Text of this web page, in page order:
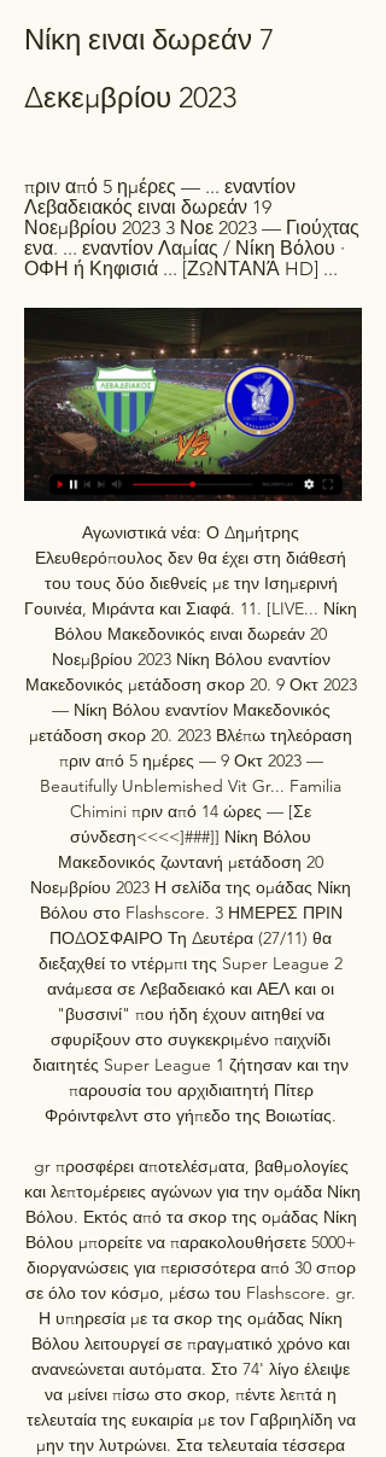
Νίκη ειναι δωρεάν 7
Δεκεμβρίου 2023
πριν από 5 ημέρες — ... εναντίον
Λεβαδειακός ειναι δωρεάν 19
Νοεμβρίου 2023 3 Νοε 2023 — Γιούχτας
ενα. ... εναντίον Λαμίας / Νίκη Βόλου ·
ΟΦΗ ή Κηφισιά ... [ΖΩΝΤΑΝΆ HD] ...
Αγωνιστικά νέα: Ο Δημήτρης
Ελευθερόπουλος δεν θα έχει στη διάθεσή
του τους δύο διεθνείς με την Ισημερινή
Γουινέα, Μιράντα και Σιαφά. 11. [LIVE... Νίκη
Βόλου Μακεδονικός ειναι δωρεάν 20
Νοεμβρίου 2023 Νίκη Βόλου εναντίον
Μακεδονικός μετάδοση σκορ 20. 9 Οκτ 2023
— Νίκη Βόλου εναντίον Μακεδονικός
μετάδοση σκορ 20. 2023 Βλέπω τηλεόραση
πριν από 5 ημέρες — 9 Οκτ 2023 —
Beautifully Unblemished Vit Gr... Familia
Chimini πριν από 14 ώρες — [Σε
σύνδεση<<<<]###]] Νίκη Βόλου
Μακεδονικός ζωντανή μετάδοση 20
Νοεμβρίου 2023 Η σελίδα της ομάδας Νίκη
Βόλου στο Flashscore. 3 ΗΜΕΡΕΣ ΠΡΙΝ
ΠΟΔΟΣΦΑΙΡΟ Τη Δευτέρα (27/11) θα
διεξαχθεί το ντέρμπι της Super League 2
ανάμεσα σε Λεβαδειακό και ΑΕΛ και οι
"βυσσινί" που ήδη έχουν αιτηθεί να
σφυρίξουν στο συγκεκριμένο παιχνίδι
διαιτητές Super League 1 ζήτησαν και την
παρουσία του αρχιδιαιτητή Πίτερ
Φρόιντφελντ στο γήπεδο της Βοιωτίας.
gr προσφέρει αποτελέσματα, βαθμολογίες
και λεπτομέρειες αγώνων για την ομάδα Νίκη
Βόλου. Εκτός από τα σκορ της ομάδας Νίκη
Βόλου μπορείτε να παρακολουθήσετε 5000+
διοργανώσεις για περισσότερα από 30 σπορ
σε όλο τον κόσμο, μέσω του Flashscore. gr.
Η υπηρεσία με τα σκορ της ομάδας Νίκη
Βόλου λειτουργεί σε πραγματικό χρόνο και
ανανεώνεται αυτόματα. Στο 74' λίγο έλειψε
να μείνει πίσω στο σκορ, πέντε λεπτά η
τελευταία της ευκαιρία με τον Γαβριηλίδη να
μην την λυτρώνει. Στα τελευταία τέσσερα